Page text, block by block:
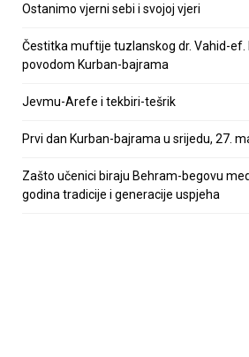
Ostanimo vjerni sebi i svojoj vjeri
Čestitka muftije tuzlanskog dr. Vahid-ef.
povodom Kurban-bajrama
Jevmu-Arefe i tekbiri-tešrik
Prvi dan Kurban-bajrama u srijedu, 27.
Zašto učenici biraju Behram-begovu
godina tradicije i generacije uspjeha